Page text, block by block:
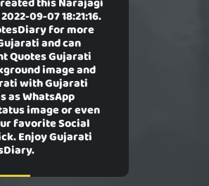
thisNarajagi
09-07 18:21:16.
for more
and can
Quotes Gujarati
image and
with Gujarati
as WhatsApp
image or even
favorite Social
Enjoy Gujarati